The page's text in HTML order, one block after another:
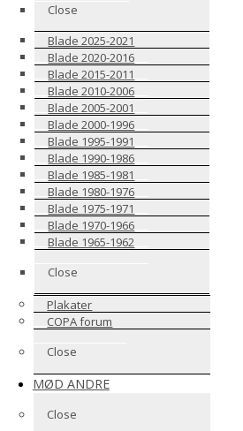
Close
Blade 2025-2021
Blade 2020-2016
Blade 2015-2011
Blade 2010-2006
Blade 2005-2001
Blade 2000-1996
Blade 1995-1991
Blade 1990-1986
Blade 1985-1981
Blade 1980-1976
Blade 1975-1971
Blade 1970-1966
Blade 1965-1962
Close
Plakater
COPA forum
Close
MØD ANDRE
Close